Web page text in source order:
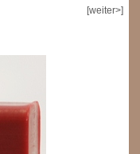
[weiter>]